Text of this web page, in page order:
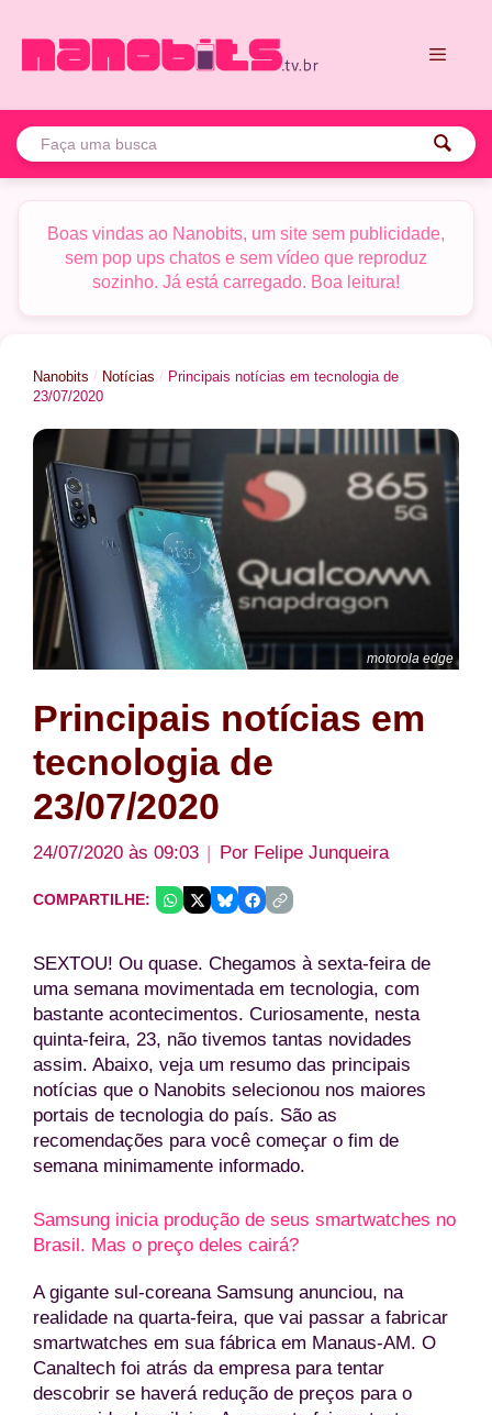
para
Boas vindas ao Nanobits, um site sem publicidade,
sem pop ups chatos e sem vídeo que reproduz
sozinho. Já está carregado. Boa leitura!
Nanobits / Notícias / Principais notícias em tecnologia de
23/07/2020
motorola edge
Principais notícias em
tecnologia de
23/07/2020
24/07/2020 às 09:03 Por Felipe Junqueira
COMPARTILHE:
SEXTOU! Ou quase. Chegamos à sexta-feira de
uma semana movimentada em tecnologia, com
bastante acontecimentos. Curiosamente, nesta
quinta-feira, 23, não tivemos tantas novidades
assim. Abaixo, veja um resumo das principais
notícias que o Nanobits selecionou nos maiores
portais de tecnologia do país. São as
recomendações para você começar o fim de
semana minimamente informado.
Samsung inicia produção de seus smartwatches no
Brasil. Mas o preço deles cairá?
A gigante sul-coreana Samsung anunciou, na
realidade na quarta-feira, que vai passar a fabricar
smartwatches em sua fábrica em Manaus-AM. O
Canaltech foi atrás da empresa para tentar
descobrir se haverá redução de preços para o